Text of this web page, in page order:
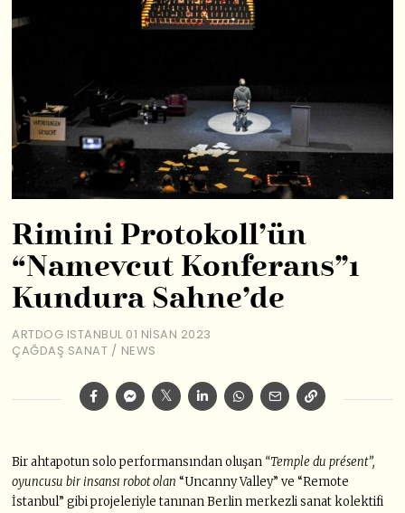
Rimini Protokoll’ün
“Namevcut Konferans”ı
Kundura Sahne’de
ARTDOG ISTANBUL 01 NISAN 2023
ÇAĞDAŞ SANAT / NEWS
Bir ahtapotun solo performansından oluşan “Temple du présent”,
oyuncusu bir insansı robot olan “Uncanny Valley” ve “Remote
İstanbul” gibi projeleriyle tanınan Berlin merkezli sanat kolektifi